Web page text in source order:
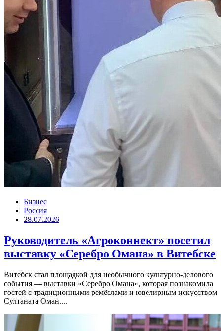
Бизнес
Россия
28.07.2026
Руководитель «Агроконнект» посетил
выставку «Серебро Омана» в Витебске
Витебск стал площадкой для необычного культурно-делового
события — выставки «Серебро Омана», которая познакомила
гостей с традиционными ремёслами и ювелирным искусством
Султаната Оман....